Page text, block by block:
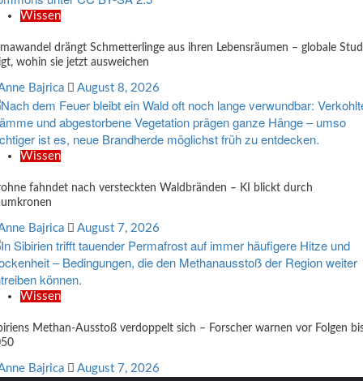
Wissen
drängt Schmetterlinge aus ihren Lebensräumen – globale
wohin sie jetzt ausweichen
Bajrica August 8, 2026
Wissen
fahndet nach versteckten Waldbränden – KI blickt durch
Bajrica August 7, 2026
Wissen
Methan-Ausstoß verdoppelt sich – Forscher warnen vor Folgen
Bajrica August 7, 2026